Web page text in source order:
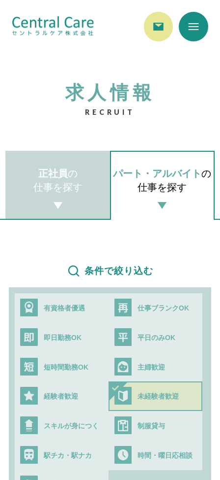
求人情報
RECRUIT
正社員の
仕事を探す
パート・アルバイトの
仕事を探す
条件で絞り込む
有資格者優遇 仕事ブランクOK
即日勤務OK 平日のみOK
短時間勤務OK 主婦歓迎
経験者歓迎 未経験者歓迎
スキルが身につく 制服貸与
駅チカ・駅ナカ 時間・曜日応相談